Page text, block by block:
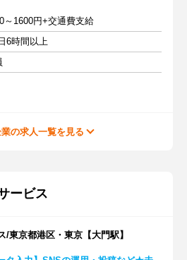
～1600円+交通費支給
6時間以上
の求人一覧を見る
ービス
東京都港区・東京【大門駅】